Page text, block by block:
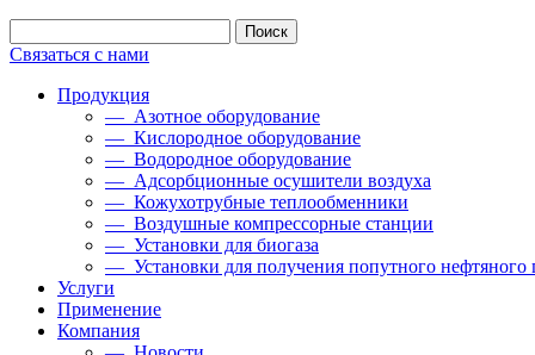
Связаться с нами
Продукция
— Азотное оборудование
— Кислородное оборудование
— Водородное оборудование
— Адсорбционные осушители воздуха
— Кожухотрубные теплообменники
— Воздушные компрессорные станции
— Установки для биогаза
— Установки для получения попутного нефтяного
Услуги
Применение
Компания